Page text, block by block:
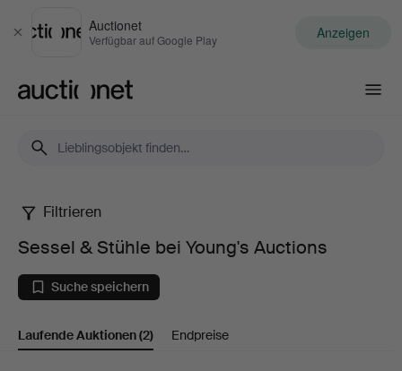
Schließen
Auctionet
Verfügbar auf Google Play Anzeigen
Sessel
Stühle
bei
Filtrieren
Sessel & Stühle bei Young's Auctions
Suche speichern
Laufende Auktionen(2) Endpreise